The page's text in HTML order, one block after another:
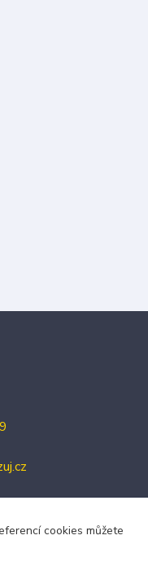
cookies můžete